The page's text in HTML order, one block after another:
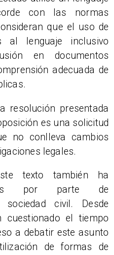
con las normas
que el uso de
al lenguaje inclusivo
en documentos
adecuada de
resolución presentada
es una solicitud
no conlleva cambios
legales.
texto también ha
por parte de
civil. Desde
cuestionado el tiempo
a debatir este asunto
de formas de